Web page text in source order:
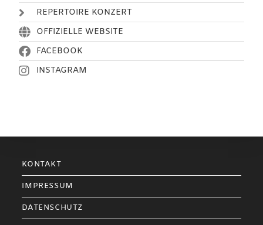
REPERTOIRE KONZERT
OFFIZIELLE WEBSITE
FACEBOOK
INSTAGRAM
KONTAKT
IMPRESSUM
DATENSCHUTZ